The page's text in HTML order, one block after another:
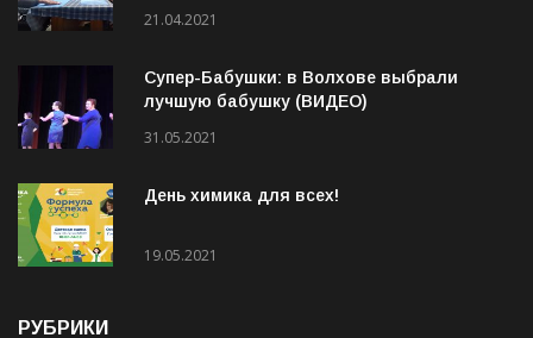
Социальная деревня для особенных
21.04.2021
Супер-Бабушки: в Волхове выбрали
31.05.2021
День химика для всех!